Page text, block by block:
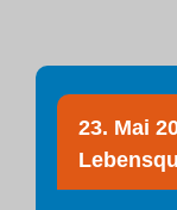
23. Mai